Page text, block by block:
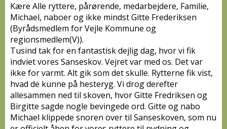
Kære Alle ryttere, pårørende, medarbejdere, Familie,
Michael, naboer og ikke mindst Gitte Frederiksen
(Byrådsmedlem for Vejle Kommune og
regionsmedlem(V)).
Tusind tak for en fantastisk dejlig dag, hvor vi fik
indviet vores Sanseskov. Vejret var med os. Det var
ikke for varmt. Alt gik som det skulle. Rytterne fik vist,
hvad de kunne på hesteryg. Vi drog derefter
allesammen ned til skoven, hvor Gitte Fredriksen og
Birgitte sagde nogle bevingede ord. Gitte og nabo
Michael klippede snoren over til Sanseskoven, som nu